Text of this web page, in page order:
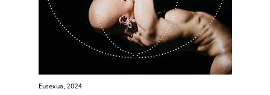
Eusexua, 2024